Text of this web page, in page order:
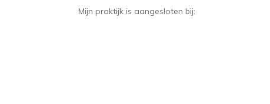
Mijn praktijk is aangesloten bij: